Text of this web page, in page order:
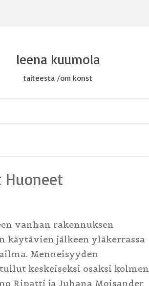
leena kuumola
taiteesta /om konst
Huoneet
vanhan rakennuksen
käytävien jälkeen yläkerrassa
Menneisyyden
keskeiseksi osaksi kolmen
Ripatti ja Juhana Moisander